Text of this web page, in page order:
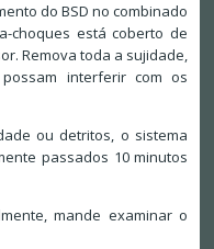
do BSD no combinado
choques está coberto de
Remova toda a sujidade,
interferir com os
ou detritos, o sistema
passados 10 minutos
mande examinar o